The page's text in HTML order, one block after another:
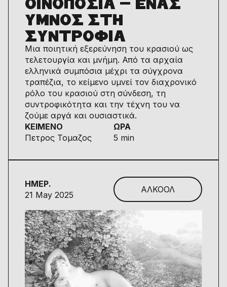
ΥΜΝΟΣ ΣΤΗ
ΣΥΝΤΡΟΦΙΑ
Μια ποιητική εξερεύνηση του κρασιού ως
τελετουργία και μνήμη. Από τα αρχαία
ελληνικά συμπόσια μέχρι τα σύγχρονα
τραπέζια, το κείμενο υμνεί τον διαχρονικό
ρόλο του κρασιού στη σύνδεση, τη
συντροφικότητα και την τέχνη του να
ζούμε αργά και ουσιαστικά.
ΚΕΙΜΕΝΟ
Πετρος Τομαζος
ΩΡΑ
5 min
ΗΜΕΡ.
21 May 2025
ΑΛΚΟΟΛ